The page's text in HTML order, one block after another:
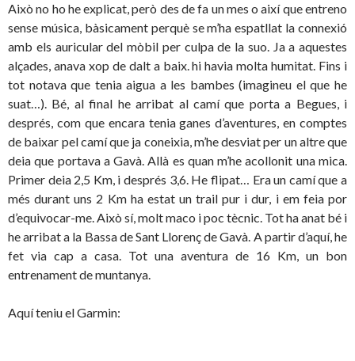
Això no ho he explicat, però des de fa un mes o així que entreno
sense música, bàsicament perquè se m’ha espatllat la connexió
amb els auricular del mòbil per culpa de la suo. Ja a aquestes
alçades, anava xop de dalt a baix. hi havia molta humitat. Fins i
tot notava que tenia aigua a les bambes (imagineu el que he
suat…). Bé, al final he arribat al camí que porta a Begues, i
després, com que encara tenia ganes d’aventures, en comptes
de baixar pel camí que ja coneixia, m’he desviat per un altre que
deia que portava a Gavà. Allà es quan m’he acollonit una mica.
Primer deia 2,5 Km, i després 3,6. He flipat… Era un camí que a
més durant uns 2 Km ha estat un trail pur i dur, i em feia por
d’equivocar-me. Això sí, molt maco i poc tècnic. Tot ha anat bé i
he arribat a la Bassa de Sant Llorenç de Gavà. A partir d’aquí, he
fet via cap a casa. Tot una aventura de 16 Km, un bon
entrenament de muntanya.
Aquí teniu el Garmin: